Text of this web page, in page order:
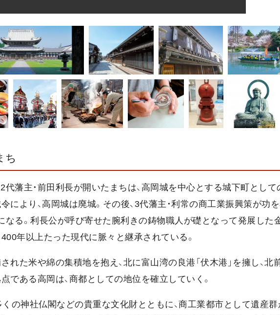
ち
藩主・前田利長が開いたまちは、高岡城を中心とする城下町とし
により、高岡城は廃城。その後、3代藩主・利常の商工業振興策が功を
る。利長公が呼び寄せた腕利きの鋳物職人が礎となって発展した金
年以上たった現代に脈々と継承されている。
れた米や綿の集積地を抱え、北に富山湾の良港「伏木港」を擁し、北
である高岡は、商都としての地位を確立していく。
くの神社仏閣などの貴重な文化財とともに、商工業都市として遺産